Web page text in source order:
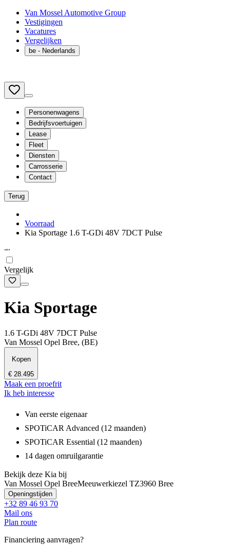
Van Mossel Automotive Group
Vestigingen
Vacatures
Vergelijken
be - Nederlands
Personenwagens
Bedrijfsvoertuigen
Lease
Fleet
Diensten
Carrosserie
Contact
Terug
Voorraad
Kia Sportage 1.6 T-GDi 48V 7DCT Pulse
Vergelijk
Kia Sportage
1.6 T-GDi 48V 7DCT Pulse
Van Mossel Opel Bree, (BE)
Kopen
€ 28.495
Maak een proefrit
Ik heb interesse
Van eerste eigenaar
SPOTiCAR Advanced (12 maanden)
SPOTiCAR Essential (12 maanden)
14 dagen omruilgarantie
Bekijk deze Kia bij
Van Mossel Opel BreeMeeuwerkiezel TZ3960 Bree
Openingstijden
+32 89 46 93 70
Mail ons
Plan route
Financiering aanvragen?